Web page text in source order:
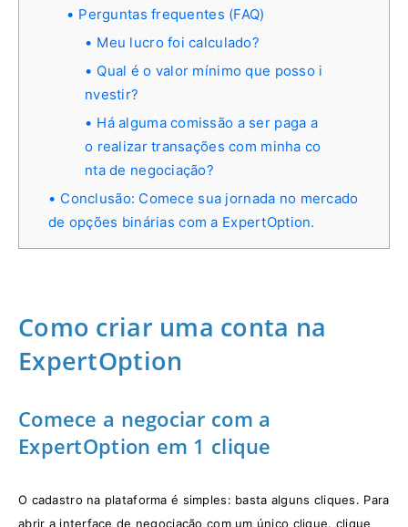
Perguntas frequentes (FAQ)
Meu lucro foi calculado?
Qual é o valor mínimo que posso i
nvestir?
Há alguma comissão a ser paga a
o realizar transações com minha co
nta de negociação?
Conclusão: Comece sua jornada no mercado
de opções binárias com a ExpertOption.
Como criar uma conta na
ExpertOption
Comece a negociar com a
ExpertOption em 1 clique
O cadastro na plataforma é simples: basta alguns cliques. Para
abrir a interface de negociação com um único clique, clique